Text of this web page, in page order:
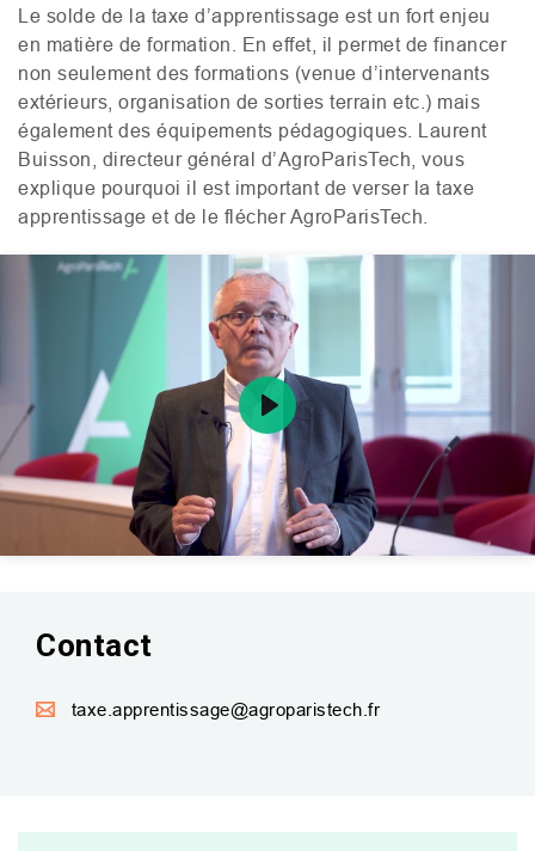
Le solde de la taxe d’apprentissage est un fort enjeu
en matière de formation. En effet, il permet de financer
non seulement des formations (venue d’intervenants
extérieurs, organisation de sorties terrain etc.) mais
également des équipements pédagogiques. Laurent
Buisson, directeur général d’AgroParisTech, vous
explique pourquoi il est important de verser la taxe
apprentissage et de le flécher AgroParisTech.
Play
Contact
taxe.apprentissage@agroparistech.fr